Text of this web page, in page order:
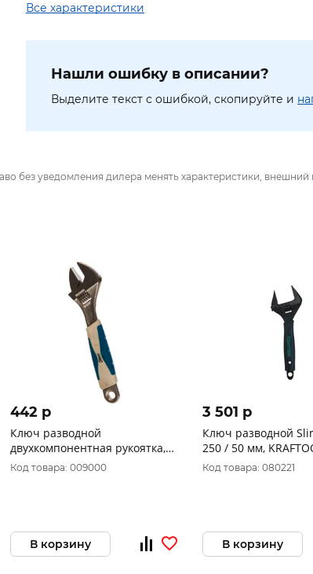
Все характеристики
Нашли ошибку в описании?
Выделите текст с ошибкой, скопируйте и
без уведомления дилера менять характеристики,
442 p
Ключ разводной
двухкомпонентная рукоятка,
РемоКолор 200мм, 43-1-320
Код товара: 009000
В корзину
3 501 p
Ключ разводной
250 / 50 мм,
25
Код товара: 080221
В корзину